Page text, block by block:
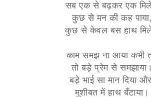
सब एक से बढ़कर एक
कुछ से मन की कह पाया,
कुछ से केवल बस हाथ
काम समझ ना आया कभी
तो बड़े प्रेम से समझाया।
बड़े भाई सा मान दिया
मुशीबत में हाथ बँटाया।